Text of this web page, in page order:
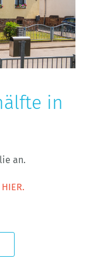
in
an.